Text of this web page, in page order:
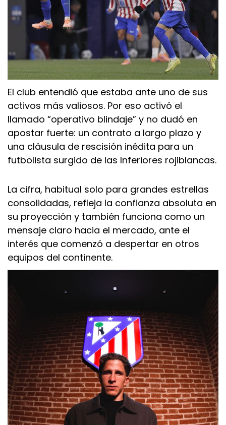
El club entendió que estaba ante uno de sus
activos más valiosos. Por eso activó el
llamado “operativo blindaje” y no dudó en
apostar fuerte: un contrato a largo plazo y
una cláusula de rescisión inédita para un
futbolista surgido de las Inferiores rojiblancas.
La cifra, habitual solo para grandes estrellas
consolidadas, refleja la confianza absoluta en
su proyección y también funciona como un
mensaje claro hacia el mercado, ante el
interés que comenzó a despertar en otros
equipos del continente.